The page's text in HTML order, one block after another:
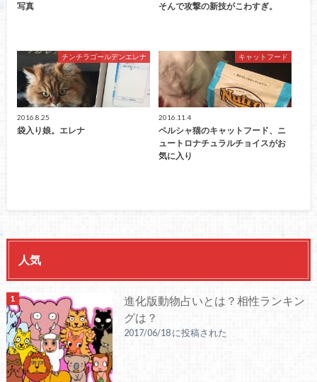
写真
そんで攻撃の新技がこわすぎ。
チンチラゴールデンエレナ
2016.8.25
袋入り娘。エレナ
キャットフード
2016.11.4
ペルシャ猫のキャットフード、ニ
ュートロナチュラルチョイスがお
気に入り
人気
進化版動物占いとは？相性ランキン
グは？
2017/06/18 に投稿された